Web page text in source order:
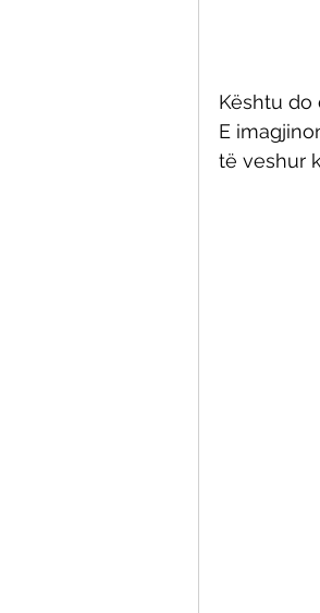
Kështu do
E
të veshur